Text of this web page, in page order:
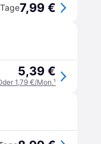
7,99 €
5,39 €
1,79 €/Mon.¹